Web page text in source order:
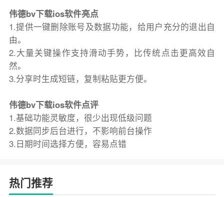
伟德bv下载ios软件亮点
1.提供一键删除账号及数据功能，给用户充分的退出自
由。
2.大量关键操作支持滑动手势，比传统点击更高效自
然。
3.分享时生成短链，复制粘贴更方便。
伟德bv下载ios软件点评
1.基础功能灵敏度，很少出现低级问题
2.数据同步后台进行，不影响前台操作
3.日期时间选择方便，容易点错
热门推荐